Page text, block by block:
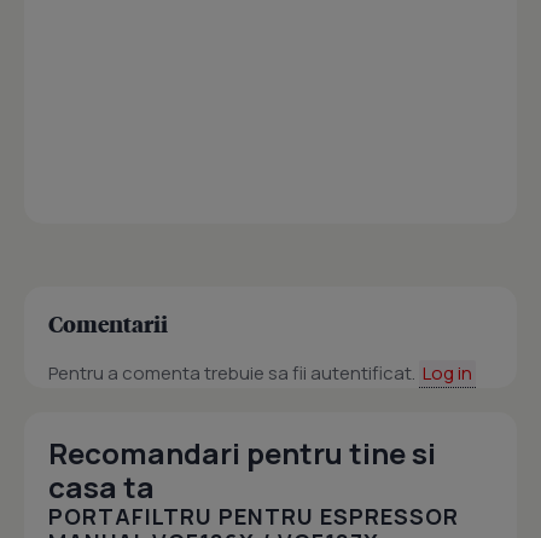
Comentarii
Pentru a comenta trebuie sa fii autentificat. Log in
Recomandari pentru tine si
casa ta
PORTAFILTRU PENTRU ESPRESSOR